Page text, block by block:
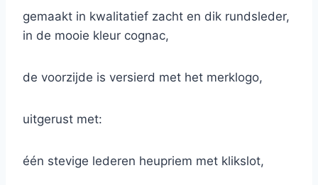
gemaakt in kwalitatief zacht en dik rundsleder,
in de mooie kleur cognac,
de voorzijde is versierd met het merklogo,
uitgerust met:
één stevige lederen heupriem met klikslot,